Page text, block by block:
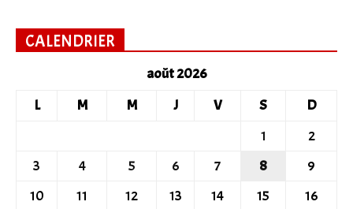
CALENDRIER
août 2026
L
M M J V S
D
1
2
3
4 5 6 7 8
9
10
11 12 13 14 15
16